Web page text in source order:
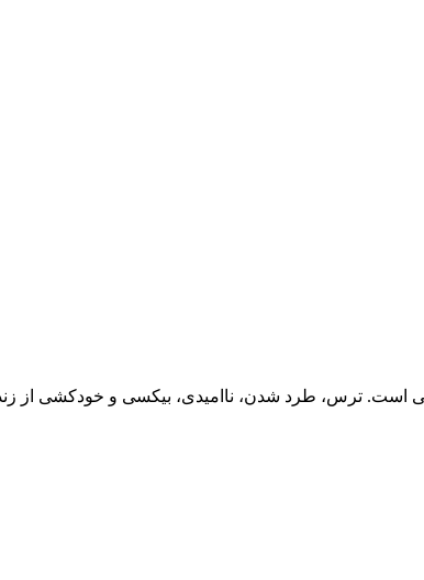
است. ترس، طرد شدن، ناامیدی، بی­کسی و خودکشی